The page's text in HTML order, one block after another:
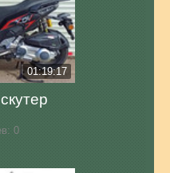
01:19:17
0